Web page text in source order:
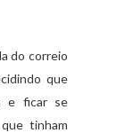
do correio
que
e ficar se
tinham